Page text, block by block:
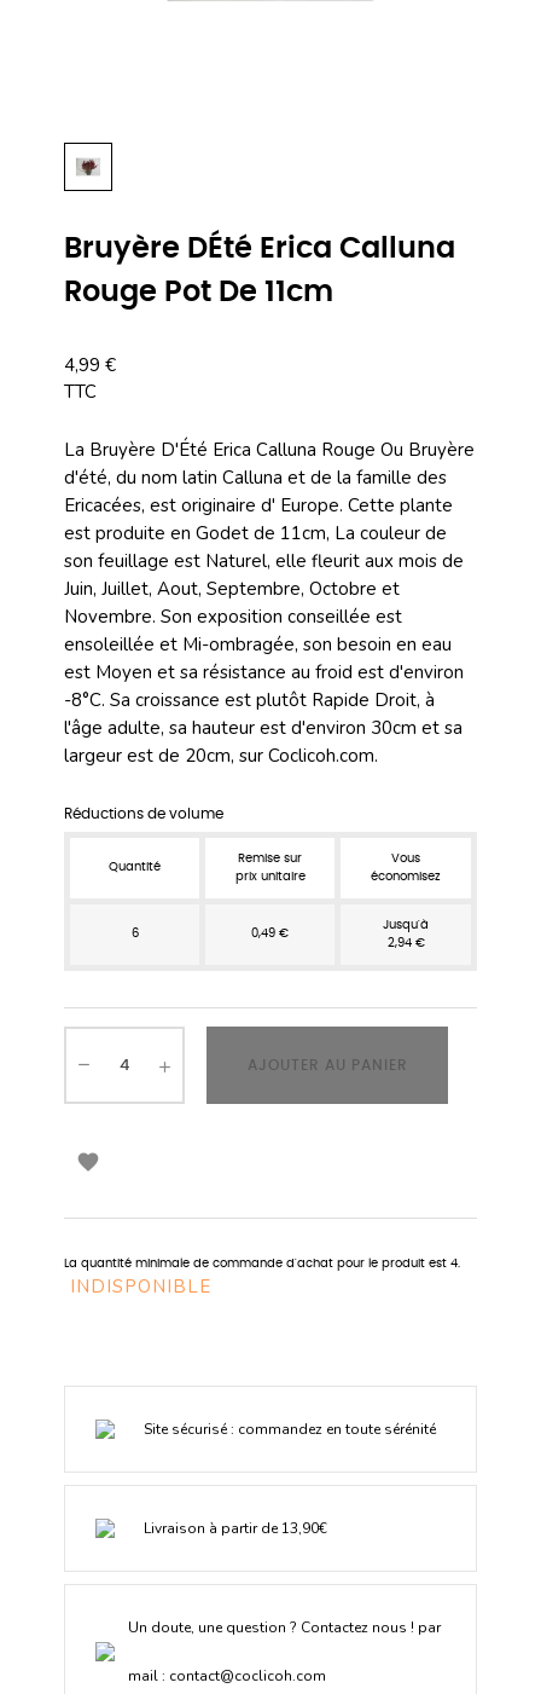
Bruyère DÉté Erica Calluna
Rouge Pot De 11cm
4,99 €
TTC
La Bruyère D'Été Erica Calluna Rouge Ou Bruyère
d'été, du nom latin Calluna et de la famille des
Ericacées, est originaire d' Europe. Cette plante
est produite en Godet de 11cm, La couleur de
son feuillage est Naturel, elle fleurit aux mois de
Juin, Juillet, Aout, Septembre, Octobre et
Novembre. Son exposition conseillée est
ensoleillée et Mi-ombragée, son besoin en eau
est Moyen et sa résistance au froid est d'environ
-8°C. Sa croissance est plutôt Rapide Droit, à
l'âge adulte, sa hauteur est d'environ 30cm et sa
largeur est de 20cm, sur Coclicoh.com.
Réductions de volume
Quantité
Remise sur
prix unitaire
Vous
économisez
6 0,49 €
Jusqu'à
2,94 €
AJOUTER AU PANIER

La quantité minimale de commande d'achat pour le produit est 4.
INDISPONIBLE
Site sécurisé : commandez en toute sérénité
Livraison à partir de 13,90€
Un doute, une question ? Contactez nous ! par
mail : contact@coclicoh.com